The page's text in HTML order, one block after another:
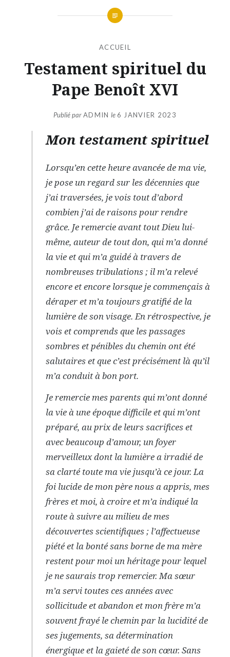
ACCUEIL
Testament spirituel du
Pape Benoît XVI
Publié parADMIN le6 JANVIER 2023
Mon testament spirituel
Lorsqu’en cette heure avancée de ma vie,
je pose un regard sur les décennies que
j’ai traversées, je vois tout d’abord
combien j’ai de raisons pour rendre
grâce. Je remercie avant tout Dieu lui-
même, auteur de tout don, qui m’a donné
la vie et qui m’a guidé à travers de
nombreuses tribulations ; il m’a relevé
encore et encore lorsque je commençais à
déraper et m’a toujours gratifié de la
lumière de son visage. En rétrospective, je
vois et comprends que les passages
sombres et pénibles du chemin ont été
salutaires et que c’est précisément là qu’il
m’a conduit à bon port.
Je remercie mes parents qui m’ont donné
la vie à une époque difficile et qui m’ont
préparé, au prix de leurs sacrifices et
avec beaucoup d’amour, un foyer
merveilleux dont la lumière a irradié de
sa clarté toute ma vie jusqu’à ce jour. La
foi lucide de mon père nous a appris, mes
frères et moi, à croire et m’a indiqué la
route à suivre au milieu de mes
découvertes scientifiques ; l’affectueuse
piété et la bonté sans borne de ma mère
restent pour moi un héritage pour lequel
je ne saurais trop remercier. Ma sœur
m’a servi toutes ces années avec
sollicitude et abandon et mon frère m’a
souvent frayé le chemin par la lucidité de
ses jugements, sa détermination
énergique et la gaieté de son cœur. Sans